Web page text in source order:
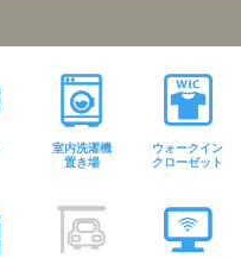
室内洗濯機
置き場
ウォークイン
クローゼット